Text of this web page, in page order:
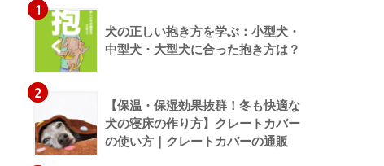
1
犬の正しい抱き方を学ぶ：小型犬・
中型犬・大型犬に合った抱き方は？
2
【保温・保湿効果抜群！冬も快適な
犬の寝床の作り方】クレートカバー
の使い方｜クレートカバーの通販